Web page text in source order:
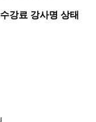
수강료 강사명 상태